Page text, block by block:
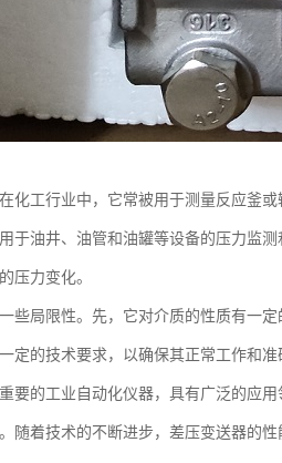
化工行业中，它常被用于测量反应釜
于油井、油管和油罐等设备的压力监
压力变化。
些局限性。先，它对介质的性质有一
定的技术要求，以确保其正常工作和准
要的工业自动化仪器，具有广泛的应
随着技术的不断进步，差压变送器的